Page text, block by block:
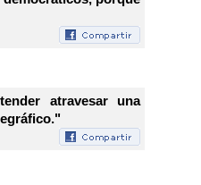
atravesar una